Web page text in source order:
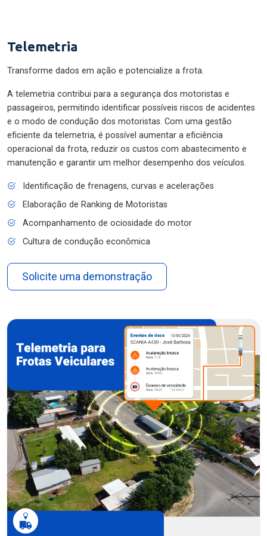
Telemetria
Transforme dados em ação e potencialize a frota.
A telemetria contribui para a segurança dos motoristas e
passageiros, permitindo identificar possíveis riscos de acidentes
e o modo de condução dos motoristas. Com uma gestão
eficiente da telemetria, é possível aumentar a eficiência
operacional da frota, reduzir os custos com abastecimento e
manutenção e garantir um melhor desempenho dos veículos.
Identificação de frenagens, curvas e acelerações
Elaboração de Ranking de Motoristas
Acompanhamento de ociosidade do motor
Cultura de condução econômica
Solicite uma demonstração